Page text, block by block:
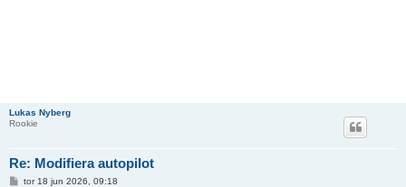
Lukas Nyberg
Rookie
Re: Modifiera autopilot
tor 18 jun 2026, 09:18